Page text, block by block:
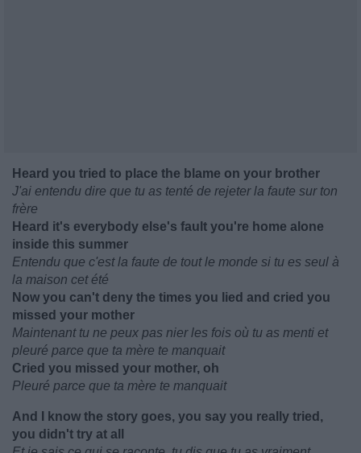
Heard you tried to place the blame on your brother
J'ai entendu dire que tu as tenté de rejeter la faute sur ton
frère
Heard it's everybody else's fault you're home alone
inside this summer
Entendu que c'est la faute de tout le monde si tu es seul à
la maison cet été
Now you can't deny the times you lied and cried you
missed your mother
Maintenant tu ne peux pas nier les fois où tu as menti et
pleuré parce que ta mère te manquait
Cried you missed your mother, oh
Pleuré parce que ta mère te manquait
And I know the story goes, you say you really tried,
you didn't try at all